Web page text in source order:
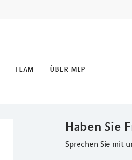
team über mlp
Haben Sie
Sprechen Sie mit